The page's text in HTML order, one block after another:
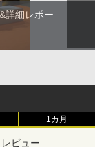
詳細レポー
1カ月
ビュー